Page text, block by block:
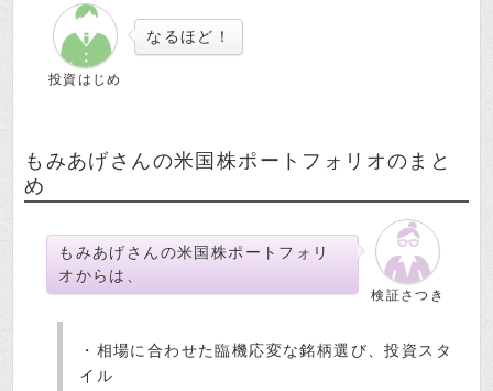
投資はじめ
なるほど！
もみあげさんの米国株ポートフォリオのまと
め
検証さつき
もみあげさんの米国株ポートフォリ
オからは、
・相場に合わせた臨機応変な銘柄選び、投資スタ
イル